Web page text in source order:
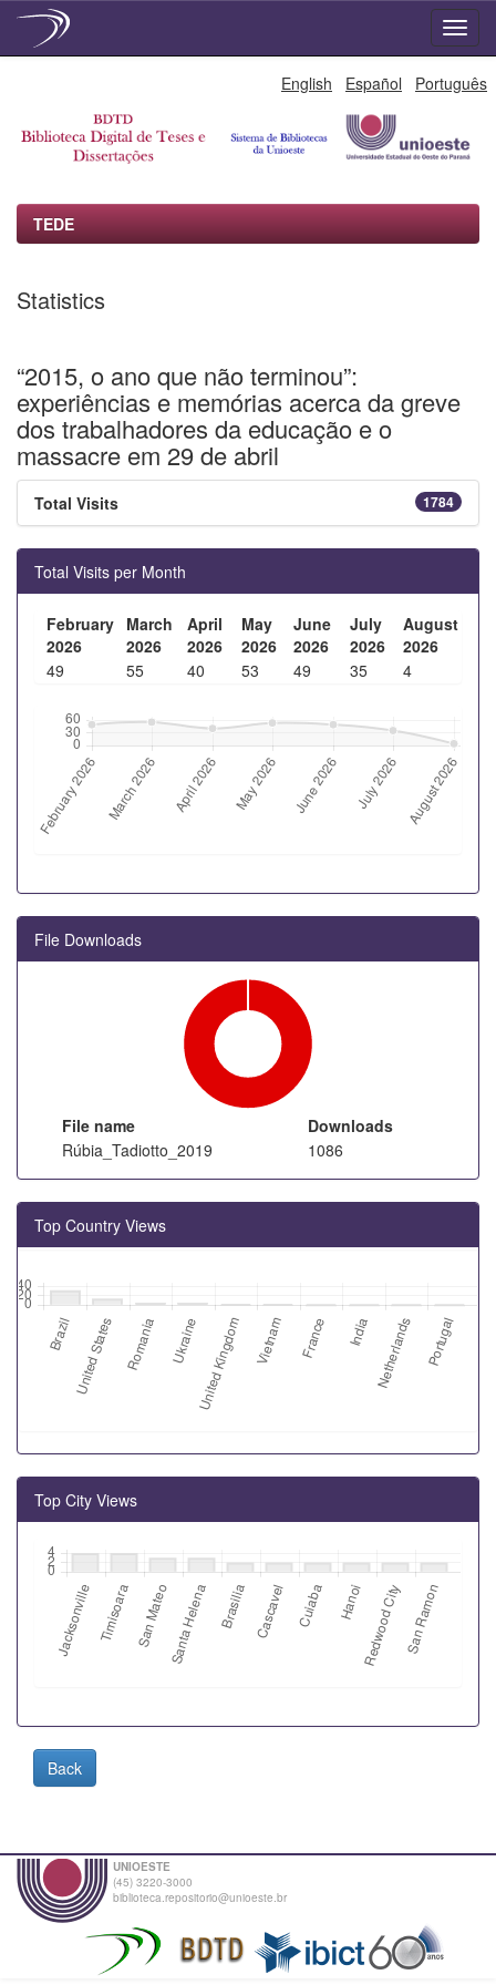
English Español Português
TEDE
Statistics
“2015, o ano que não terminou”:
experiências e memórias acerca da greve
dos trabalhadores da educação e o
massacre em 29 de abril
1784
Total Visits
Total Visits per Month
February
2026
March
2026
April
2026
May
2026
June
2026
July
2026
August
2026
49
55 40 53 49 35 4
File Downloads
File name
Downloads
Rúbia_Tadiotto_2019
1086
Top Country Views
Top City Views
Back
UNIOESTE
(45) 3220-3000
biblioteca.repositorio@unioeste.br